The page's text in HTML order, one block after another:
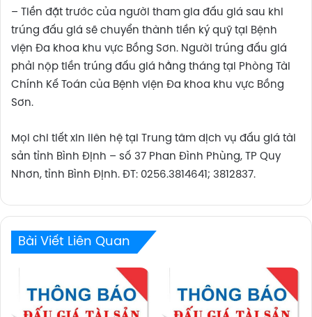
– Tiền đặt trước của người tham gia đấu giá sau khi
trúng đấu giá sẽ chuyển thành tiền ký quỹ tại Bệnh
viện Đa khoa khu vực Bồng Sơn. Người trúng đấu giá
phải nộp tiền trúng đấu giá hằng tháng tại Phòng Tài
Chính Kế Toán của Bệnh viện Đa khoa khu vực Bồng
Sơn.
Mọi chi tiết xin liên hệ tại Trung tâm dịch vụ đấu giá tài
sản tỉnh Bình Định – số 37 Phan Đình Phùng, TP Quy
Nhơn, tỉnh Bình Định. ĐT: 0256.3814641; 3812837.
Bài Viết Liên Quan